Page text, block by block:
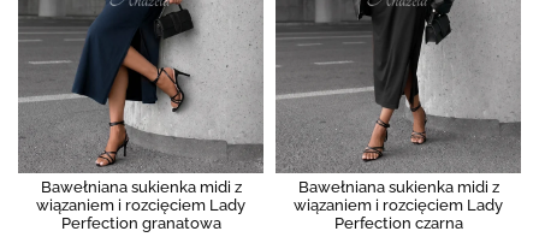
Bawełniana sukienka midi z
wiązaniem i rozcięciem Lady
Perfection granatowa
Bawełniana sukienka midi z
wiązaniem i rozcięciem Lady
Perfection czarna